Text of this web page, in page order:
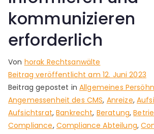
kommunizieren
erforderlich
Von horak Rechtsanwälte
Beitrag veröffentlicht am 12. Juni 2023
Beitrag gepostet in Allgemeines
Angemessenheit des CMS, Anreize,
Aufsichtsrat,Bankrecht, Beratung,
Compliance, Compliance Abteilung,